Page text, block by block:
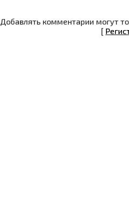
Добавлять комментарии могут
[